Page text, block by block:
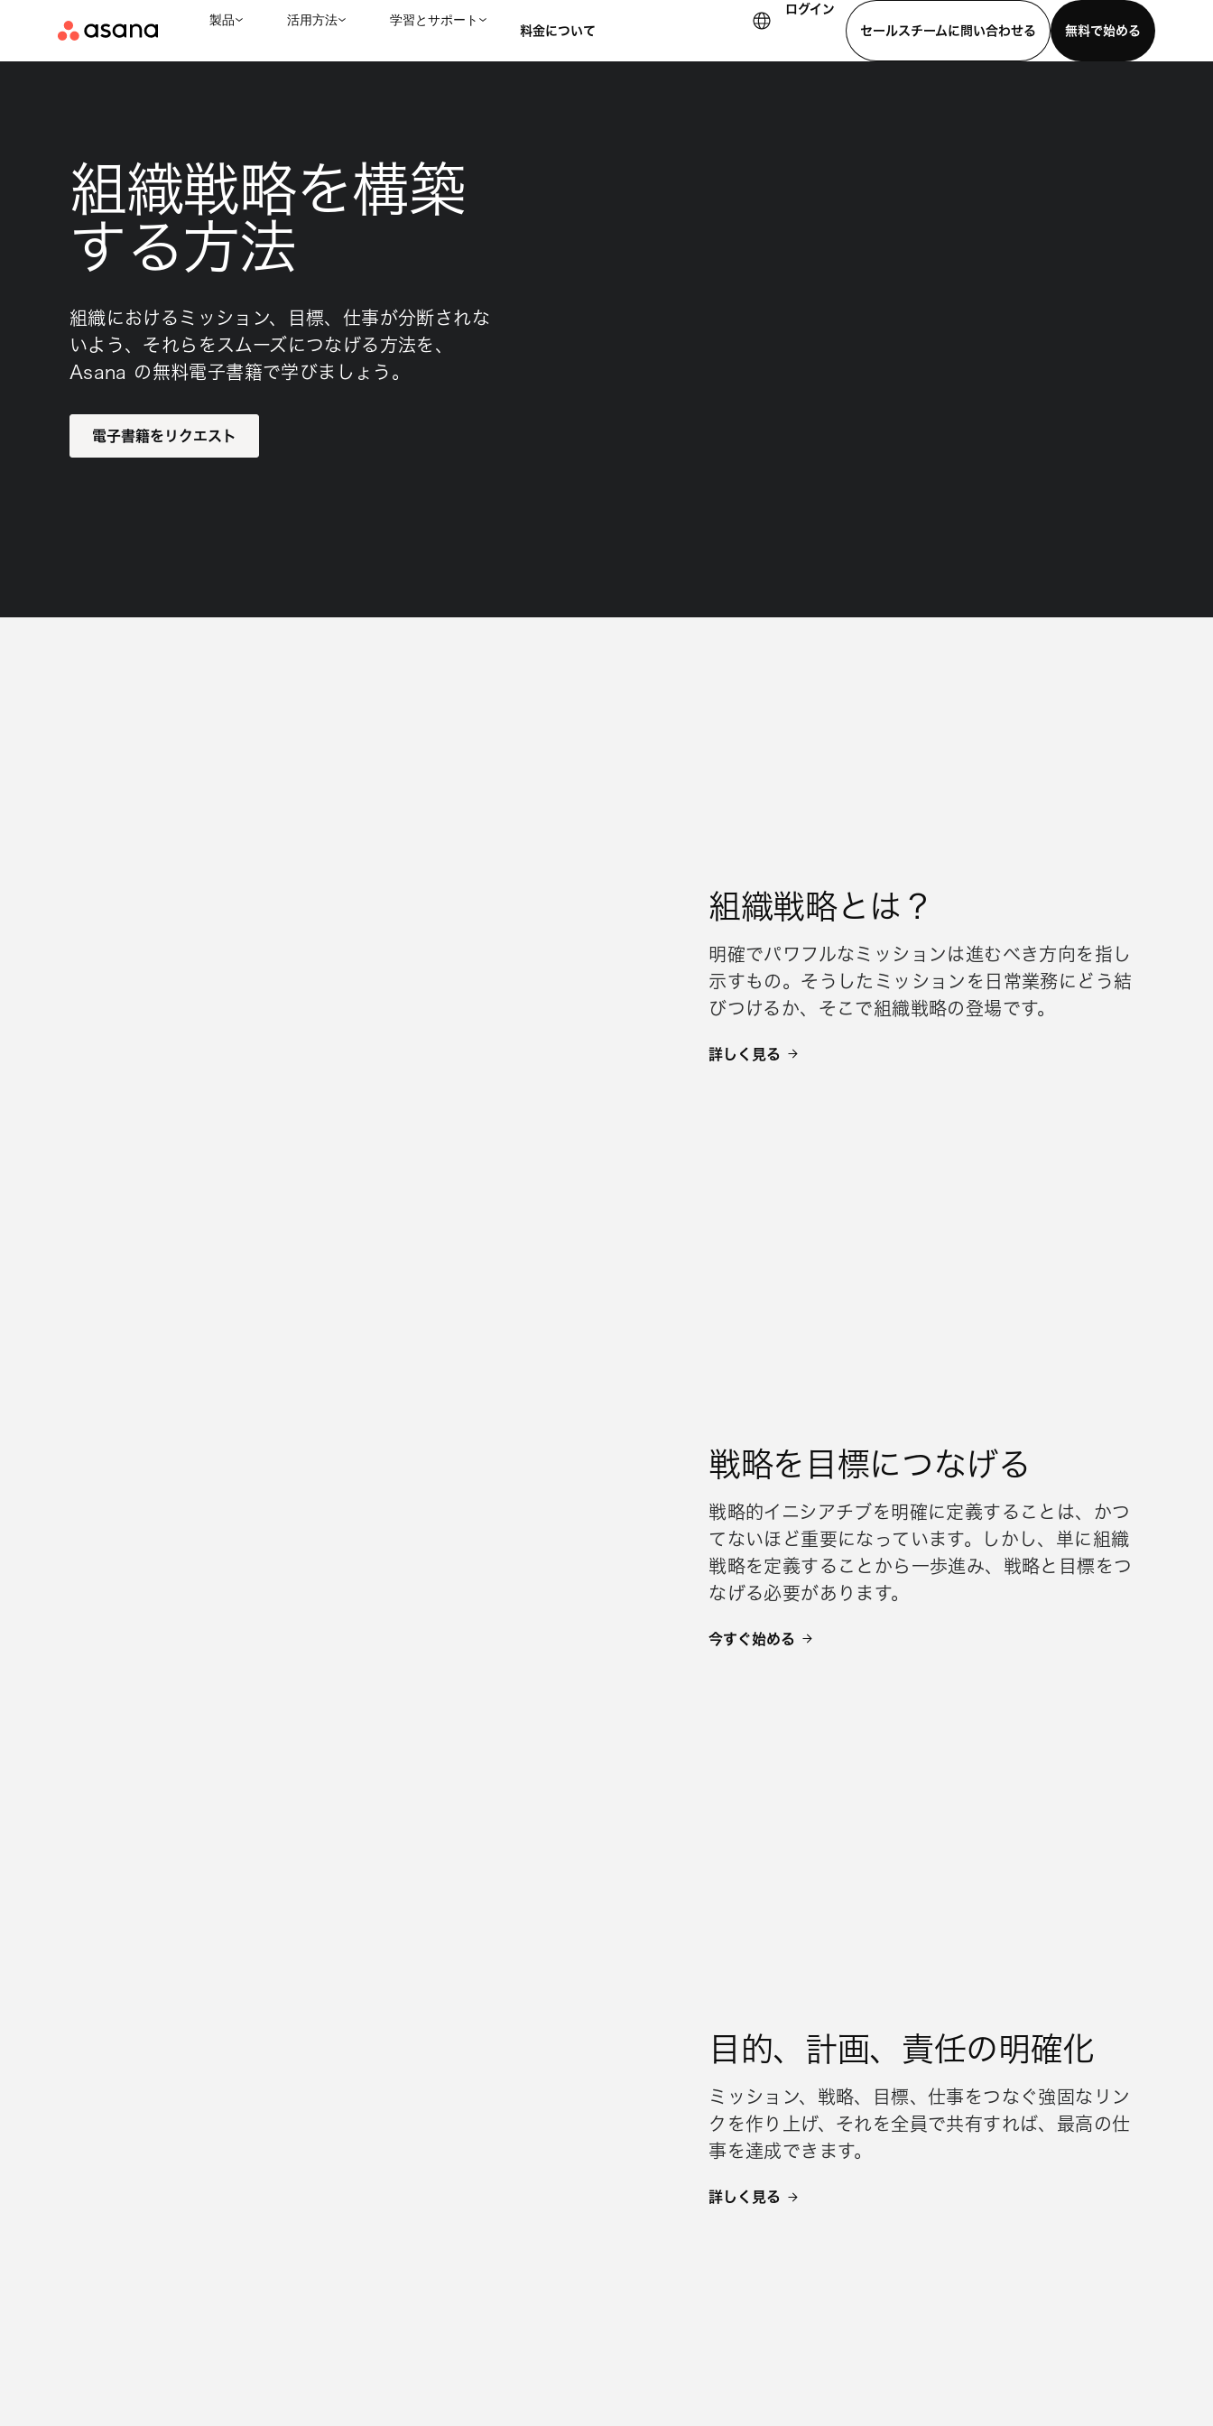
製品 活用方法 学習とサポート
料金について
ログイン
セールスチームに問い合わせる
無料で始める
組織戦略を構築
する方法
組織におけるミッション、目標、仕事が分断されな
いよう、それらをスムーズにつなげる方法を、
Asana の無料電子書籍で学びましょう。
電子書籍をリクエスト
組織戦略とは？
明確でパワフルなミッションは進むべき方向を指し
示すもの。そうしたミッションを日常業務にどう結
びつけるか、そこで組織戦略の登場です。
詳しく見る
戦略を目標につなげる
戦略的イニシアチブを明確に定義することは、かつ
てないほど重要になっています。しかし、単に組織
戦略を定義することから一歩進み、戦略と目標をつ
なげる必要があります。
今すぐ始める
目的、計画、責任の明確化
ミッション、戦略、目標、仕事をつなぐ強固なリン
クを作り上げ、それを全員で共有すれば、最高の仕
事を達成できます。
詳しく見る